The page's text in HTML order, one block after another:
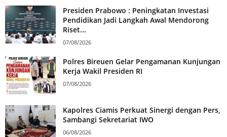
Presiden Prabowo : Peningkatan Investasi
Pendidikan Jadi Langkah Awal Mendorong
Riset...
07/08/2026
Polres Bireuen Gelar Pengamanan Kunjungan
Kerja Wakil Presiden RI
07/08/2026
Kapolres Ciamis Perkuat Sinergi dengan Pers,
Sambangi Sekretariat IWO
06/08/2026